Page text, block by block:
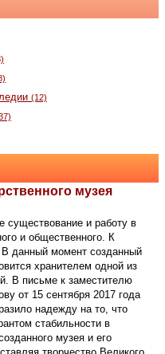
(12)
музея
существование и работу в
и общественного. К
данный момент созданный
хранителем одной из
В письме к заместителю
от 15 сентября 2017 года
надежду на то, что
стабильности в
музея и его